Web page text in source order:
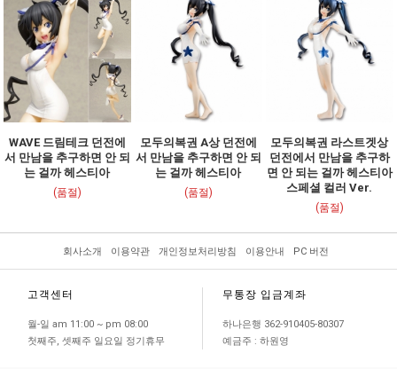
WAVE 드림테크 던전에
서 만남을 추구하면 안 되
는 걸까 헤스티아
(품절)
모두의복권 A상 던전에
서 만남을 추구하면 안 되
는 걸까 헤스티아
(품절)
모두의복권 라스트겟상
던전에서 만남을 추구하
면 안 되는 걸까 헤스티아
스페셜 컬러 Ver.
(품절)
회사소개 이용약관 개인정보처리방침 이용안내 PC 버전
고객센터
월-일 am 11:00 ~ pm 08:00
첫째주, 셋째주 일요일 정기휴무
무통장 입금계좌
하나은행 362-910405-80307
예금주 : 하원영